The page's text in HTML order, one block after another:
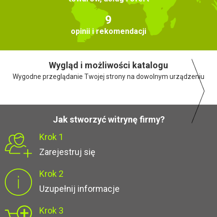
9
opinii i rekomendacji
Wygląd i możliwości katalogu
Wygodne przeglądanie Twojej strony na dowolnym urządzeniu
Jak stworzyć witrynę firmy?
Krok 1
Zarejestruj się
Krok 2
Uzupełnij informacje
Krok 3